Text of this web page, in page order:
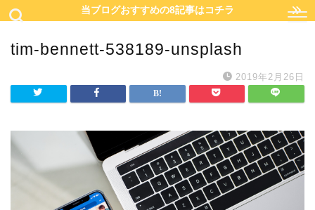
当ブログおすすめの8記事はコチラ
tim-bennett-538189-unsplash
2019年2月26日